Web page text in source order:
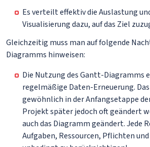
Es verteilt effektiv die Auslastung
Visualisierung dazu, auf das Ziel
Gleichzeitig muss man auf folgende
Diagramms hinweisen:
Die Nutzung des Gantt-Diagramms
regelmäßige Daten-Erneuerung.
gewöhnlich in der Anfangsetappe
Projekt später jedoch oft geändert
auch das Diagramm geändert. Jede
Aufgaben, Ressourcen, Pflichten